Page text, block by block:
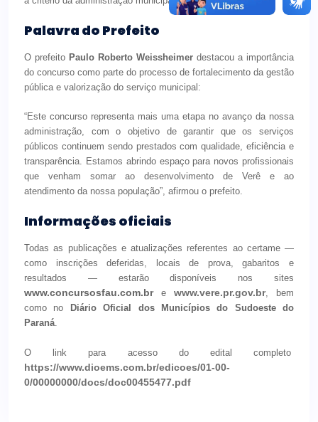
Palavra do Prefeito
O prefeito Paulo Roberto Weissheimer destacou a importância
do concurso como parte do processo de fortalecimento da gestão
pública e valorização do serviço municipal:
“Este concurso representa mais uma etapa no avanço da nossa
administração, com o objetivo de garantir que os serviços
públicos continuem sendo prestados com qualidade, eficiência e
transparência. Estamos abrindo espaço para novos profissionais
que venham somar ao desenvolvimento de Verê e ao
atendimento da nossa população”, afirmou o prefeito.
Informações oficiais
Todas as publicações e atualizações referentes ao certame —
como inscrições deferidas, locais de prova, gabaritos e
resultados — estarão disponíveis nos sites
www.concursosfau.com.bre www.vere.pr.gov.br, bem
como no
Diário Oficial dos Municípios do Sudoeste do
Paraná.
O link para acesso do edital completo
https://www.dioems.com.br/edicoes/01-00-
0/00000000/docs/doc00455477.pdf